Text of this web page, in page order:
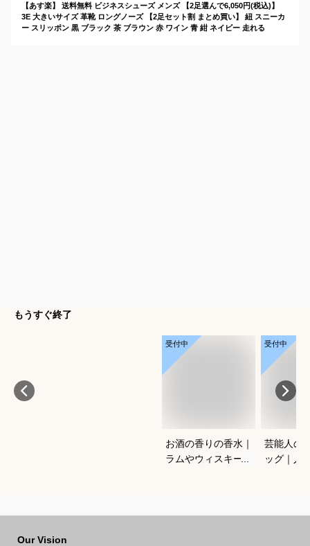
【あす楽】 送料無料 ビジネスシューズ メンズ 【2足選んで6,050円(税込)】
3E 大きいサイズ 革靴 ロングノーズ 【2足セット割 まとめ買い】 紐 スニーカ
ー スリッポン 黒 ブラック 茶 ブラウン 赤 ワイン 青 紺 ネイビー 走れる
もうすぐ終了
受付中
お酒の香りの香水｜
ラムやウィスキーな
受付中
芸能人の
ッグ｜人
Our Vision